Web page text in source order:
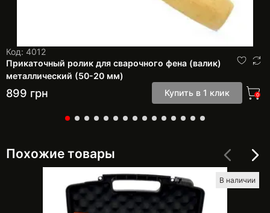
Код: 4012
Прикаточный ролик для сварочного фена (валик)
металлический (50-20 мм)
899 грн Купить в 1 клик 0
Похожие товары
В наличии